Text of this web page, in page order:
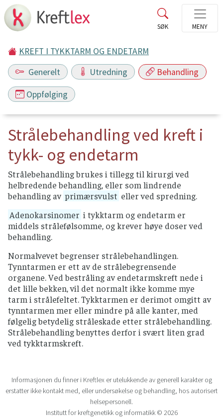
KREFT I TYKKTARM OG ENDETARM
Generelt
Utredning Behandling
Oppfølging
Strålebehandling ved kreft i
tykk- og endetarm
Strålebehandling brukes i tillegg til kirurgi ved
helbredende behandling, eller som lindrende
behandling av primærsvulst eller ved spredning.
Adenokarsinomer i tykktarm og endetarm er
middels strålefølsomme, og krever høye doser ved
behandling.
Normalvevet begrenser strålebehandlingen.
Tynntarmen er ett av de strålebegrensende
organene. Ved bestråling av endetarmskreft nede i
det lille bekken, vil det normalt ikke komme mye
tarm i strålefeltet. Tykktarmen er derimot omgitt av
tynntarmen mer eller mindre på alle kanter, med
følgelig betydelig stråleskade etter strålebehandling.
Strålebehandling benyttes derfor i svært liten grad
ved tykktarmskreft.
Informasjonen du finner i Kreftlex er utelukkende av generell karakter og
erstatter ikke kontakt med, eller undersøkelse og behandling, hos autorisert
helsepersonell.
Institutt for kreftgenetikk og informatikk © 2026